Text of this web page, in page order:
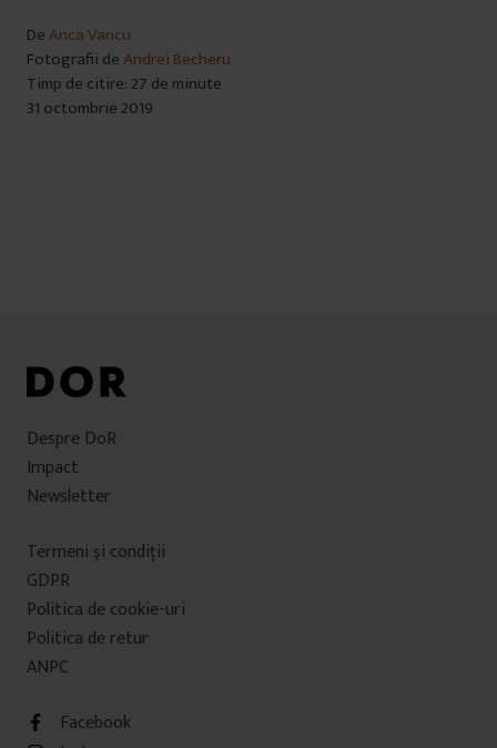
DeAnca Vancu
Fotografii deAndrei Becheru
Timp de citire: 27 de minute
31 octombrie 2019
Despre DoR
Impact
Newsletter
Termeni şi condiţii
GDPR
Politica de cookie-uri
Politica de retur
ANPC
Facebook